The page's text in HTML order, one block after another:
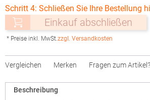
Schritt 4: Schließen Sie Ihre Bestellung
Einkauf abschließen
* Preise inkl. MwSt.zzgl. Versandkosten
Vergleichen Merken Fragen zum Artikel?
Beschreibung